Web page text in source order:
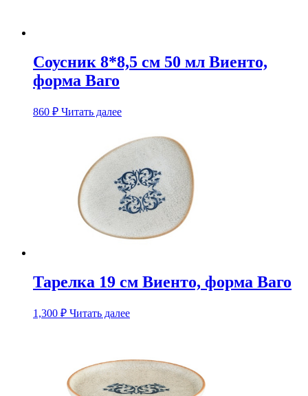
Соусник 8*8,5 см 50 мл Виенто,
форма Ваго
860 ₽ Читать далее
Тарелка 19 см Виенто, форма Ваго
1,300 ₽ Читать далее